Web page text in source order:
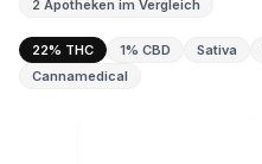
2 Apotheken im Vergleich
22% THC 1% CBD Sativa
Cannamedical